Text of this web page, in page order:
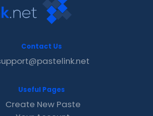
Contact Us
Useful Pages
Create New Paste